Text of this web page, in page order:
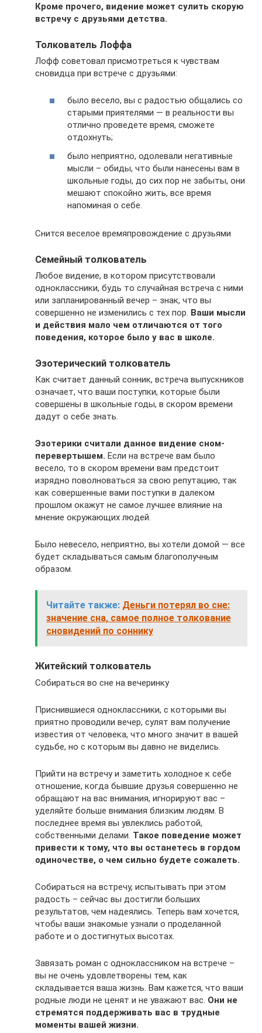
Кроме прочего, видение может сулить скорую
встречу с друзьями детства.
Толкователь Лоффа
Лофф советовал присмотреться к чувствам
сновидца при встрече с друзьями:
было весело, вы с радостью общались со
старыми приятелями — в реальности вы
отлично проведете время, сможете
отдохнуть;
было неприятно, одолевали негативные
мысли – обиды, что были нанесены вам в
школьные годы, до сих пор не забыты, они
мешают спокойно жить, все время
напоминая о себе.
Снится веселое времяпровождение с друзьями
Семейный толкователь
Любое видение, в котором присутствовали
одноклассники, будь то случайная встреча с ними
или запланированный вечер – знак, что вы
совершенно не изменились с тех пор. Ваши мысли
и действия мало чем отличаются от того
поведения, которое было у вас в школе.
Эзотерический толкователь
Как считает данный сонник, встреча выпускников
означает, что ваши поступки, которые были
совершены в школьные годы, в скором времени
дадут о себе знать.
Эзотерики считали данное видение сном-
перевертышем. Если на встрече вам было
весело, то в скором времени вам предстоит
изрядно поволноваться за свою репутацию, так
как совершенные вами поступки в далеком
прошлом окажут не самое лучшее влияние на
мнение окружающих людей.
Было невесело, неприятно, вы хотели домой — все
будет складываться самым благополучным
образом.
Читайте также: Деньги потерял во сне:
значение сна, самое полное толкование
сновидений по соннику
Житейский толкователь
Собираться во сне на вечеринку
Приснившиеся одноклассники, с которыми вы
приятно проводили вечер, сулят вам получение
известия от человека, что много значит в вашей
судьбе, но с которым вы давно не виделись.
Прийти на встречу и заметить холодное к себе
отношение, когда бывшие друзья совершенно не
обращают на вас внимания, игнорируют вас –
уделяйте больше внимания близким людям. В
последнее время вы увлеклись работой,
собственными делами. Такое поведение может
привести к тому, что вы останетесь в гордом
одиночестве, о чем сильно будете сожалеть.
Собираться на встречу, испытывать при этом
радость – сейчас вы достигли больших
результатов, чем надеялись. Теперь вам хочется,
чтобы ваши знакомые узнали о проделанной
работе и о достигнутых высотах.
Завязать роман с одноклассником на встрече –
вы не очень удовлетворены тем, как
складывается ваша жизнь. Вам кажется, что ваши
родные люди не ценят и не уважают вас. Они не
стремятся поддерживать вас в трудные
моменты вашей жизни.